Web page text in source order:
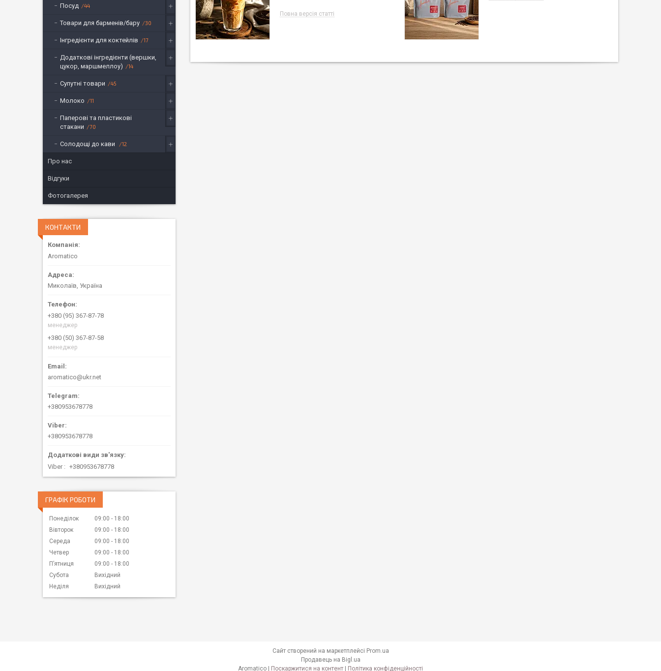
Повна версія статті
Посуд 44
Товари для барменів/бару 30
Інгредієнти для коктейлів 17
Додаткові інгредієнти (вершки,
цукор, маршмеллоу)
14
Супутні товари 45
Молоко 11
Паперові та пластикові
стакани
70
Солодощі до кави 12
Про нас
Відгуки
Фотогалерея
КОНТАКТИ
Aromatico
Миколаїв, Україна
+380 (95) 367-87-78
менеджер
+380 (50) 367-87-58
менеджер
aromatico@ukr.net
+380953678778
+380953678778
Viber +380953678778
ГРАФІК РОБОТИ
Понеділок 09:00
18:00
Вівторок
09:00
18:00
Середа
09:00
18:00
Четвер
09:00
18:00
Пʼятниця
09:00
18:00
Субота
Вихідний
Неділя
Вихідний
Сайт створений на маркетплейсі Prom.ua
Продавець на Bigl.ua
Поскаржитися на контент Політика конфіденційності